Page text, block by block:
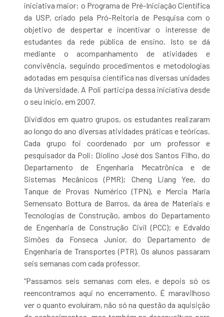
iniciativa maior: o Programa de Pré-Iniciação Científica
da USP, criado pela Pró-Reitoria de Pesquisa com o
objetivo de despertar e incentivar o interesse de
estudantes da rede pública de ensino. Isto se dá
mediante o acompanhamento de atividades e
convivência, seguindo procedimentos e metodologias
adotadas em pesquisa científica nas diversas unidades
da Universidade. A Poli participa dessa iniciativa desde
o seu início, em 2007.
Divididos em quatro grupos, os estudantes realizaram
ao longo do ano diversas atividades práticas e teóricas.
Cada grupo foi coordenado por um professor e
pesquisador da Poli: Diolino José dos Santos Filho, do
Departamento de Engenharia Mecatrônica e de
Sistemas Mecânicos (PMR); Cheng Liang Yee, do
Tanque de Provas Numérico (TPN), e Mercia Maria
Semensato Bottura de Barros, da área de Materiais e
Tecnologias de Construção, ambos do Departamento
de Engenharia de Construção Civil (PCC); e Edvaldo
Simões da Fonseca Junior, do Departamento de
Engenharia de Transportes (PTR). Os alunos passaram
seis semanas com cada professor.
“Passamos seis semanas com eles, e depois só os
reencontramos aqui no encerramento. É maravilhoso
ver o quanto evoluíram, não só na questão da aquisição